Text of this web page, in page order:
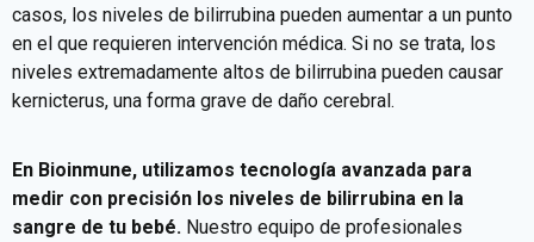
casos, los niveles de bilirrubina pueden aumentar a un punto
en el que requieren intervención médica. Si no se trata, los
niveles extremadamente altos de bilirrubina pueden causar
kernicterus, una forma grave de daño cerebral.
En Bioinmune, utilizamos tecnología avanzada para
medir con precisión los niveles de bilirrubina en la
sangre de tu bebé. Nuestro equipo de profesionales